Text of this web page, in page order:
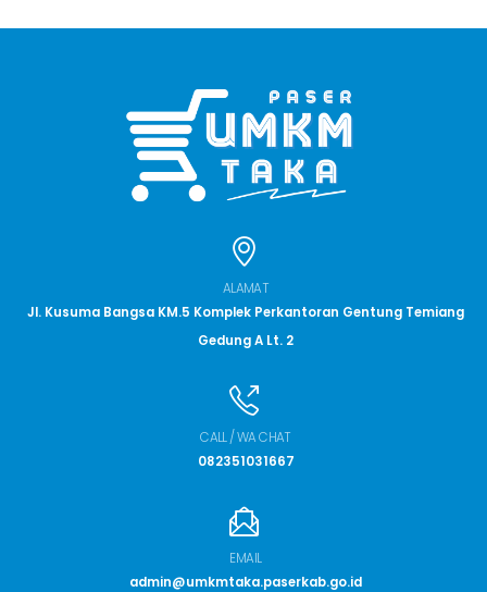
ALAMAT
Jl. Kusuma Bangsa KM.5 Komplek Perkantoran Gentung Temiang
Gedung A Lt. 2
CALL / WA CHAT
082351031667
EMAIL
admin@umkmtaka.paserkab.go.id